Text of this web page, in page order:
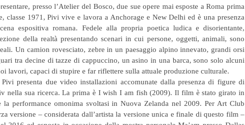
presso l’Atelier del Bosco, due sue opere mai esposte a Roma prima
classe 1971, Pivi vive e lavora a Anchorage e New Delhi ed è una presenza
espositiva romana. Fedele alla propria poetica ludica e disorientante,
della realtà presentando scenari in cui persone, oggetti, animali, sono
Un camion rovesciato, zebre in un paesaggio alpino innevato, grandi orsi
tra decine di tazze di cappuccino, un asino in una barca, sono solo alcuni
lavori, capaci di stupire e far riflettere sulla attuale produzione culturale.
presenta due video installazioni accomunate dalla presenza di figure di
nella sua ricerca. La prima è I wish I am fish (2009). Il film è stato girato in
la performance omonima svoltasi in Nuova Zelanda nel 2009. Per Art Club
versione – considerata dall’artista la versione unica e finale di questo film –